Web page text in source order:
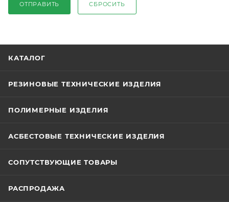
ОТПРАВИТЬ СБРОСИТЬ
КАТАЛОГ
РЕЗИНОВЫЕ ТЕХНИЧЕСКИЕ ИЗДЕЛИЯ
ПОЛИМЕРНЫЕ ИЗДЕЛИЯ
АСБЕСТОВЫЕ ТЕХНИЧЕСКИЕ ИЗДЕЛИЯ
СОПУТСТВУЮЩИЕ ТОВАРЫ
РАСПРОДАЖА